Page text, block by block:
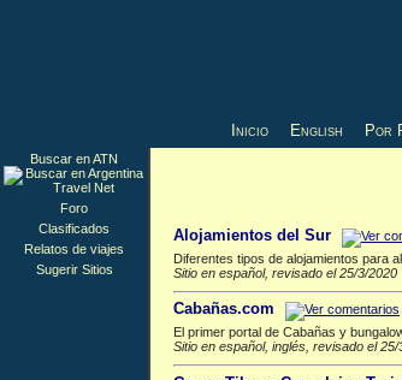
Inicio English Por
Alojamientos del Sur
Diferentes tipos de alojamientos para
Sitio en español, revisado el 25/3/2020
Cabañas.com
El primer portal de Cabañas y
Sitio en español, inglés, revisado el 25/
Buscar en ATN
Foro
Clasificados
Relatos de viajes
Sugerir Sitios